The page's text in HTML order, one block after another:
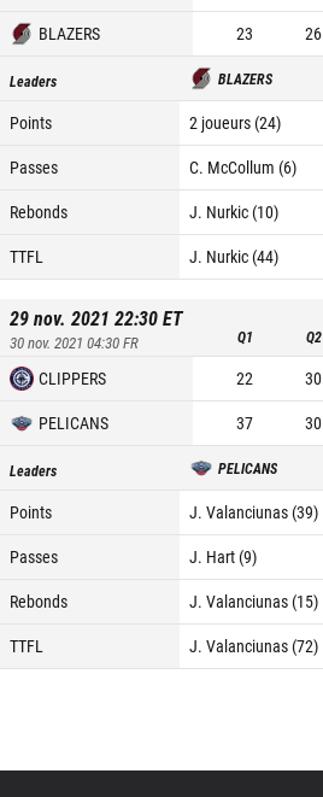
BLAZERS 23 26
Leaders BLAZERS
Points 2 joueurs (24)
Passes
C. McCollum (6)
Rebonds
J. Nurkic (10)
TTFL
J. Nurkic (44)
29 nov. 2021 22:30ET
30 nov. 2021 04:30FR Q1 Q2
CLIPPERS 22 30
PELICANS
37 30
Leaders PELICANS
Points J. Valanciunas (39)
Passes
J. Hart (9)
Rebonds
J. Valanciunas (15)
TTFL
J. Valanciunas (72)